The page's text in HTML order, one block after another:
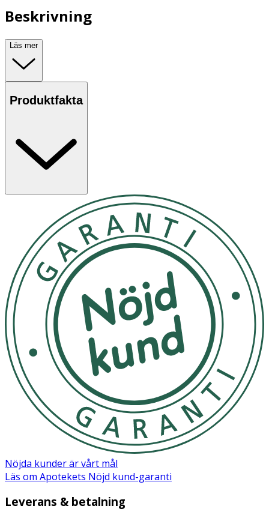
Beskrivning
Läs mer
Produktfakta
Nöjda kunder är vårt mål
Läs om Apotekets Nöjd kund-garanti
Leverans & betalning